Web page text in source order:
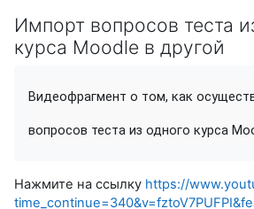
Импорт вопросов теста
курса Moodle в другой
Видеофрагмент о том, как
вопросов теста из одного курса
Нажмите на ссылку https://